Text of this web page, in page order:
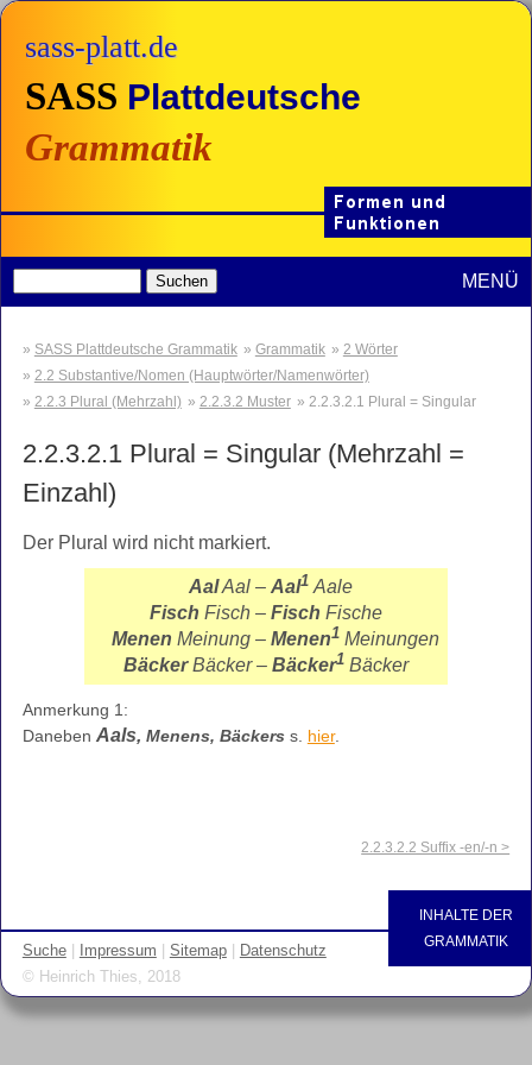
sass-platt.de
SASS Plattdeutsche
Grammatik
MENÜ
SASS Plattdeutsche Grammatik Grammatik
2 Wörter
2.2 Substantive/Nomen (Hauptwörter/Namenwörter)
2.2.3 Plural (Mehrzahl)
2.2.3.2 Muster 2.2.3.2.1 Plural = Singular
2.2.3.2.1 Plural = Singular (Mehrzahl =
Einzahl)
Der Plural wird nicht markiert.
AalAal – Aal1 Aale
Fisch Fisch – Fisch Fische
Menen Meinung – Menen1 Meinungen
BäckerBäcker – Bäcker1 Bäcker
Anmerkung 1:
Daneben Aals, Menens, Bäckers s. hier.
2.2.3.2.2 Suffix -en/-n >
INHALTE DER
GRAMMATIK
Suche| Impressum Sitemap|
Datenschutz
© Heinrich Thies, 2018